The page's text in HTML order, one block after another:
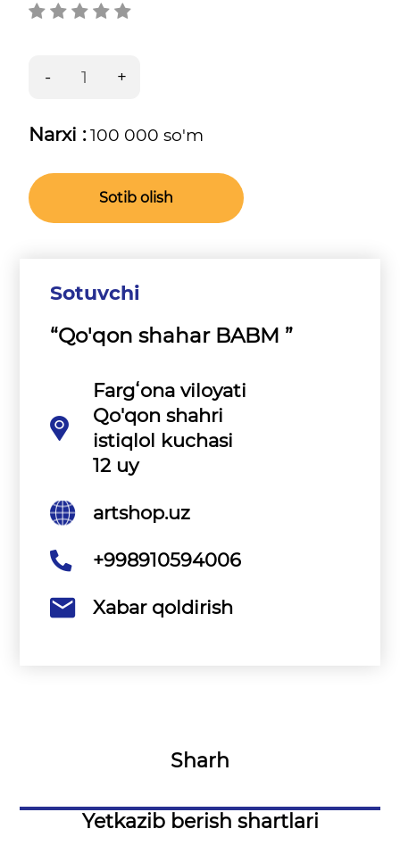
Narxi :100 000 so'm
Sotib olish
Sotuvchi
“Qo'qon shahar BABM ”
Fargʻona viloyati
Qo'qon shahri
istiqlol kuchasi
12 uy
artshop.uz
+998910594006
Xabar qoldirish
Sharh
Yetkazib berish shartlari